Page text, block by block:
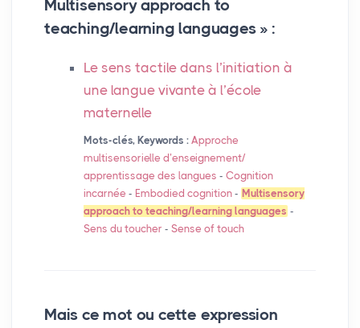
Multisensory approach to
teaching/learning languages » :
Le sens tactile dans l’initiation à
une langue vivante à l’école
maternelle
Mots-clés, Keywords : Approche
multisensorielle d’enseignement/
apprentissage des langues - Cognition
incarnée - Embodied cognition- Multisensory
approach to teaching/learning languages -
Sens du toucher - Sense of touch
Mais ce mot ou cette expression